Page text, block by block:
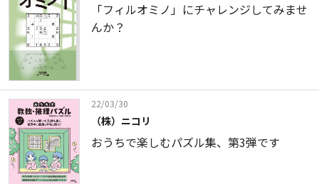
「フィルオミノ」にチャレンジしてみませ
んか？
22/03/30
（株）ニコリ
おうちで楽しむパズル集、第3弾です